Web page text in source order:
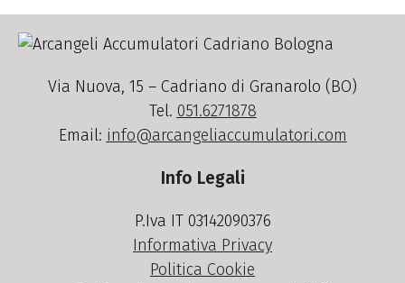
Via Nuova, 15 – Cadriano di Granarolo (BO)
Tel. 051.6271878
Email: info@arcangeliaccumulatori.com
Info Legali
P.Iva IT 03142090376
Informativa Privacy
Politica Cookie